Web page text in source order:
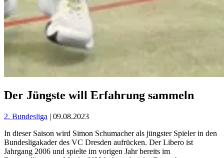
Der Jüngste will Erfahrung sammeln
2. Bundesliga | 09.08.2023
In dieser Saison wird Simon Schumacher als jüngster Spieler in den
Bundesligakader des VC Dresden aufrücken. Der Libero ist
Jahrgang 2006 und spielte im vorigen Jahr bereits im